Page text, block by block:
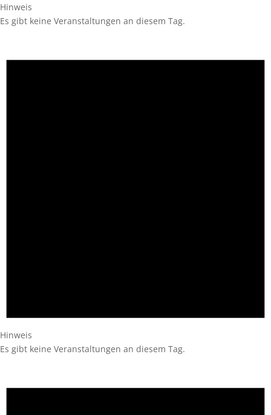
Hinweis
Es gibt keine Veranstaltungen an diesem Tag.
Hinweis
Es gibt keine Veranstaltungen an diesem Tag.